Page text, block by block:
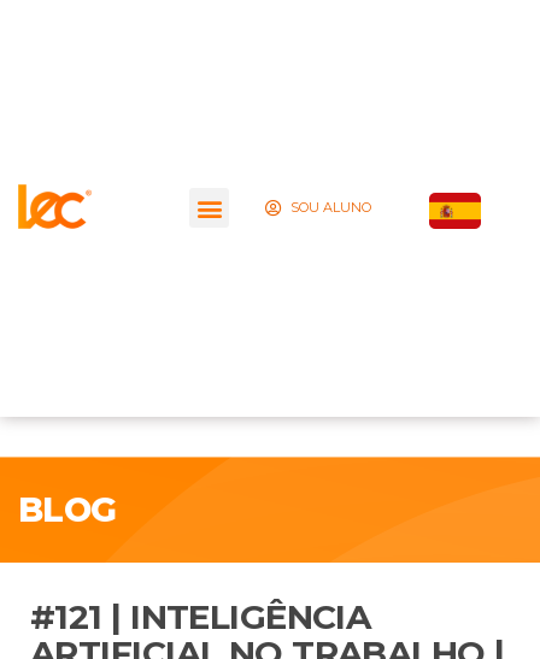
SOU ALUNO
BLOG
#121 | INTELIGÊNCIA